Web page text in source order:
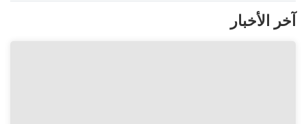
آخر الأخبار